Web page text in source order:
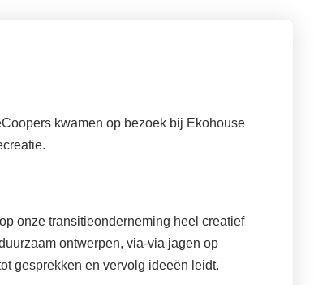
kwamen op bezoek bij Ekohouse
onze transitieonderneming heel creatief
ontwerpen, via-via jagen op
gesprekken en vervolg ideeën leidt.